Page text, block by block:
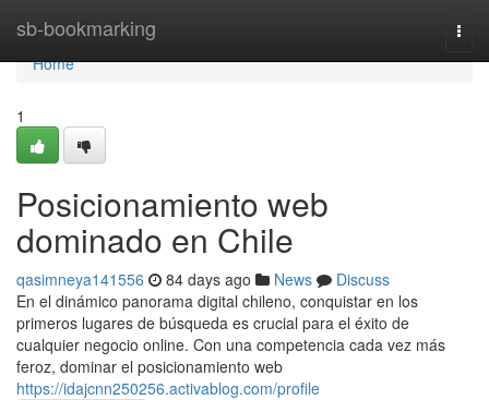
sb-bookmarking
Home
Home
1
Posicionamiento web
dominado en Chile
qasimneya141556 84 days ago News
Discuss
En el dinámico panorama digital chileno, conquistar en los
primeros lugares de búsqueda es crucial para el éxito de
cualquier negocio online. Con una competencia cada vez más
feroz, dominar el posicionamiento web
https://idajcnn250256.activablog.com/profile